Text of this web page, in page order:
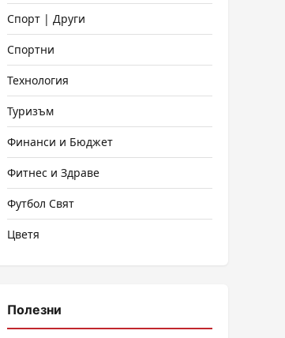
Спорт | Други
Спортни
Технология
Туризъм
Финанси и Бюджет
Фитнес и Здраве
Футбол Свят
Цветя
Полезни